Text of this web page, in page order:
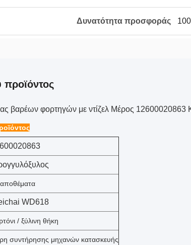
Δυνατότητα προσφοράς
προϊόντος
βαρέων φορτηγών με ντίζελ Μέρος
WD618
/ ξύλινη θήκη
συντήρησης μηχανών κατασκευής